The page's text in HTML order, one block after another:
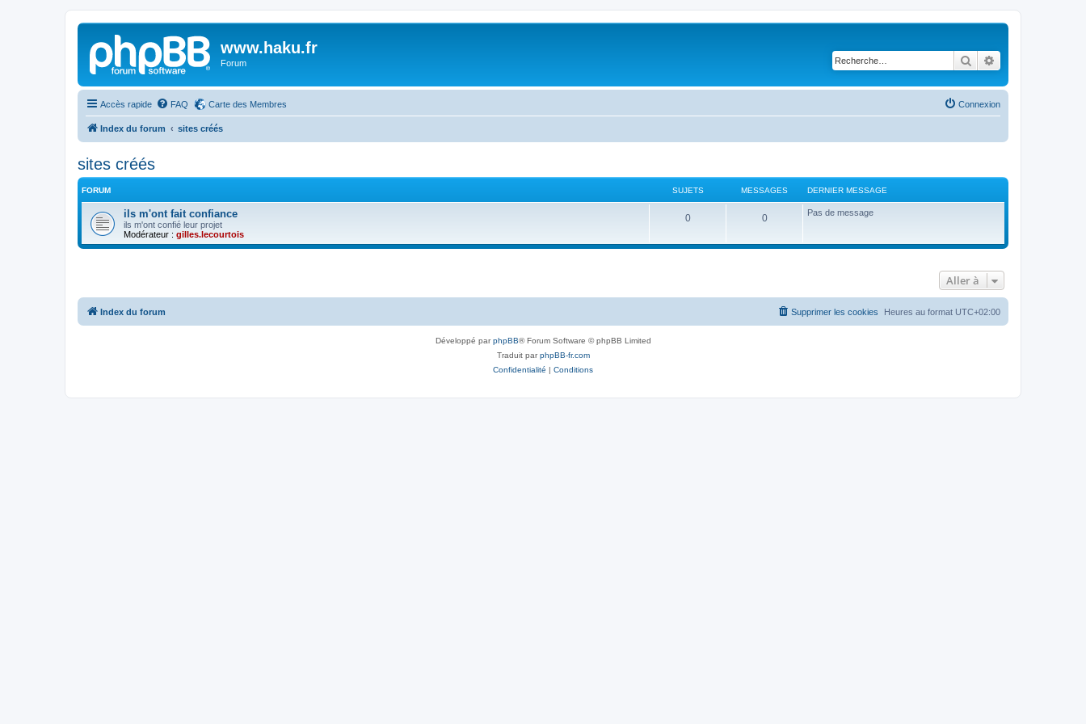
www.haku.fr
Forum Rechercher
Accès rapide FAQ Carte des Membres Connexion
Index du forum sites créés
sites créés
FORUM SUJETS MESSAGES DERNIER MESSAGE
ils m'ont fait confiance
ils m'ont confié leur projet
Modérateur : gilles.lecourtois
0 0 Pas de message
Aller à
Index du forum Heures au format UTC+02:00
Supprimer les cookies
Développé parphpBB® Forum Software © phpBB Limited
Traduit parphpBB-fr.com
Confidentialité | Conditions